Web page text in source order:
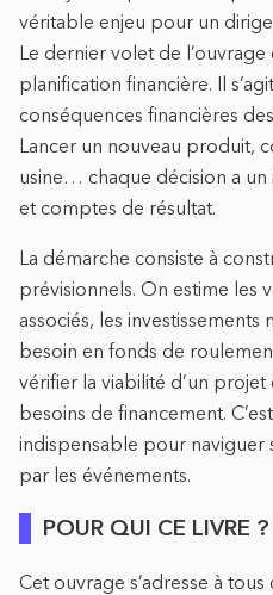
véritable enjeu pour un
Le dernier volet de l’ouvrage
planification financière. Il
conséquences financières
Lancer un nouveau produit,
usine… chaque décision a
et comptes de résultat.
La démarche consiste à
prévisionnels. On estime les
associés, les investissements
besoin en fonds de
vérifier la viabilité d’un projet
besoins de financement.
indispensable pour naviguer
par les événements.
POUR QUI CE LIVRE ?
Cet ouvrage s’adresse à